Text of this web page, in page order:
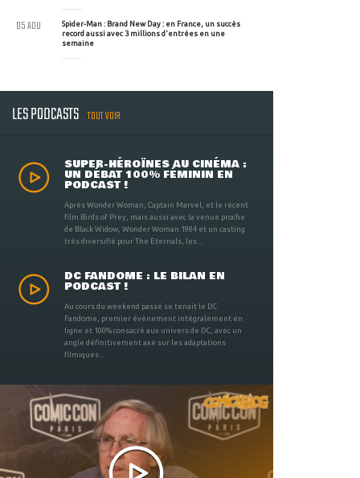
Spider-Man : Brand New Day : en France, un succès
record aussi avec 3 millions d'entrées en une
semaine
05 AOU
LES PODCASTS TOUT VOIR
SUPER-HÉROÏNES AU CINÉMA :
UN DÉBAT 100% FÉMININ EN
PODCAST !
Après Wonder Woman, Captain Marvel, et le récent
film Birds of Prey, mais aussi avec la venue proche
de Black Widow, Wonder Woman 1984 et un casting
très diversifié pour The Eternals, les ...
DC FANDOME : LE BILAN EN
PODCAST !
Au cours du weekend passé se tenait le DC
Fandome, premier évènement intégralement en
ligne et 100% consacré aux univers de DC, avec un
angle définitivement axé sur les adaptations
filmiques ...